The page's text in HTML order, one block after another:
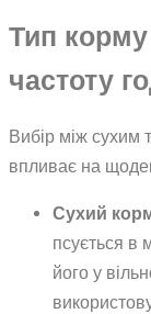
Тип
частоту
Вибір між сухим
впливає на
Сухий
псується в
його у